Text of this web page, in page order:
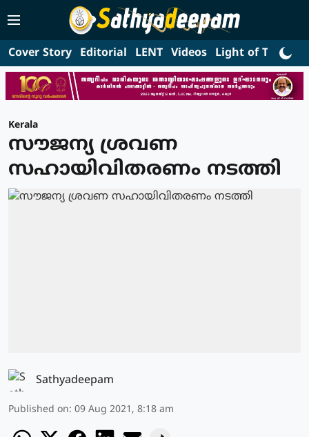
Cover Story Editorial LENT Videos Light of Truth
Kerala
സൗജന്യ ശ്രവണ
സഹായിവിതരണം നടത്തി
Sathyadeepam
Published on: 09 Aug 2021, 8:18 am